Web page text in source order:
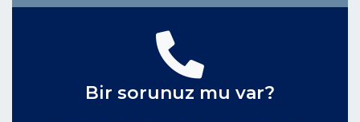
Bir sorunuz mu var?